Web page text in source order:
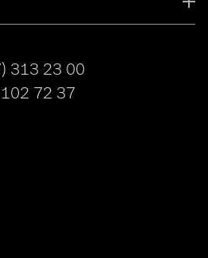
313 23 00
72 37